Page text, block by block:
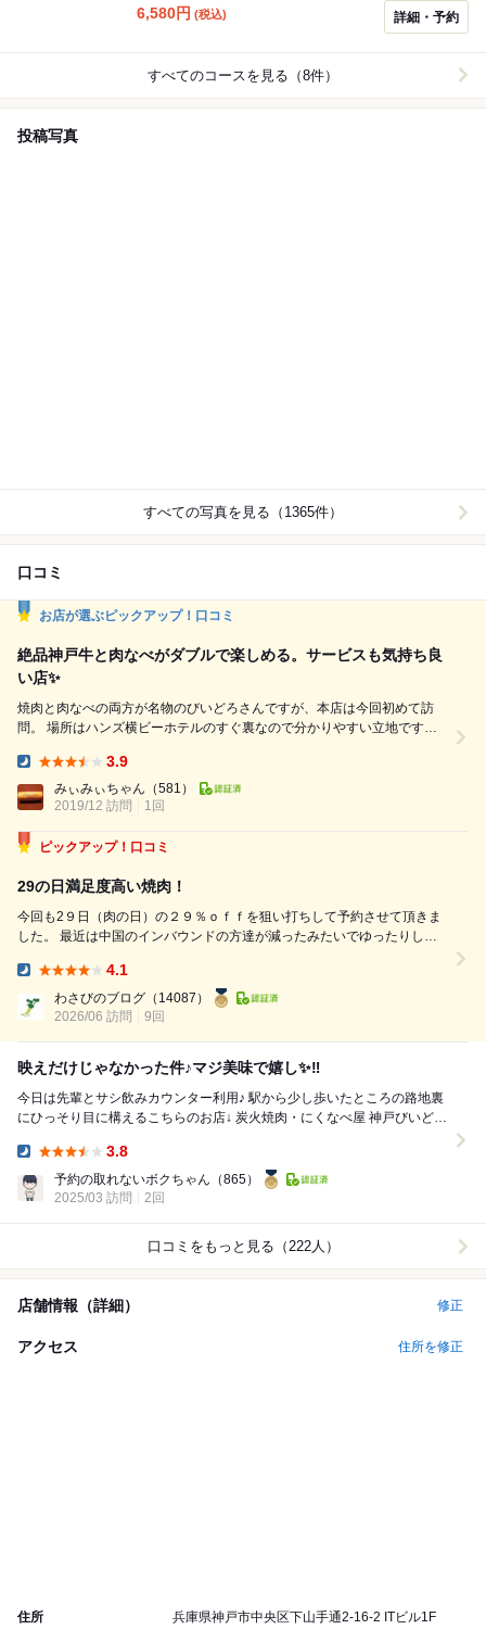
時間半 /金・土でも2時間制 LO.30分前です ※+550円で
6,580円 (税込) 詳細・予約
すべてのコースを見る（8件）
投稿写真
すべての写真を見る（1365件）
口コミ
お店が選ぶピックアップ！口コミ
絶品神戸牛と肉なべがダブルで楽しめる。サービスも気持ち良
い店✨
焼肉と肉なべの両方が名物のびいどろさんですが、本店は今回初めて訪
問。 場所はハンズ横ビーホテルのすぐ裏なので分かりやすい立地です
オープンなテーブル席のみです。 でも入った時、全く焼肉独特の匂いが
しません。 換気が良いのでしょう。 荷物用のかごや、服のカバーもあ
り、しかもフワモコのブランケットまで貸してくれて、いきな...
3.9
みぃみぃちゃん （581）
2019/12 訪問
1回
ピックアップ！口コミ
29の日満足度高い焼肉！
今回も2９日（肉の日）の２９％ｏｆｆを狙い打ちして予約させて頂きま
した。 最近は中国のインバウンドの方達が減ったみたいでゆったりした
っしゃいました。 先ずはドリンクを飲み放題付でおねがいしました。 ド
リンクをオーダー ハ...
4.1
わさびのブログ （14087）
2026/06 訪問
9回
映えだけじゃなかった件♪マジ美味で嬉し✨‼️
今日は先輩とサシ飲みカウンター利用♪ 駅から少し歩いたところの路地裏
にひっそり目に構えるこちらのお店↓ 炭火焼肉・にくなべ屋 神戸びいどろ
3.8
予約の取れないボクちゃん （865）
2025/03 訪問
2回
口コミをもっと見る（222人）
店舗情報（詳細） 修正
アクセス 住所を修正
住所 兵庫県神戸市中央区下山手通2-16-2 ITビル1F